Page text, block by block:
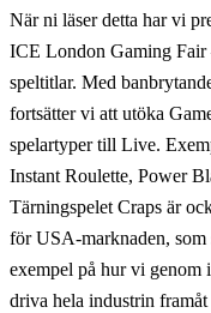
När ni läser detta har vi
ICE London Gaming Fair
speltitlar. Med
fortsätter vi att utöka
spelartyper till Live.
Instant Roulette, Power
Tärningspelet Craps är
för USA-marknaden, som
exempel på hur vi genom
driva hela industrin